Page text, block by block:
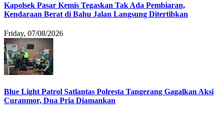
Kapolsek Pasar Kemis Tegaskan Tak Ada Pembiaran,
Kendaraan Berat di Bahu Jalan Langsung Ditertibkan
Friday, 07/08/2026
Blue Light Patrol Satlantas Polresta Tangerang Gagalkan Aksi
Curanmor, Dua Pria Diamankan